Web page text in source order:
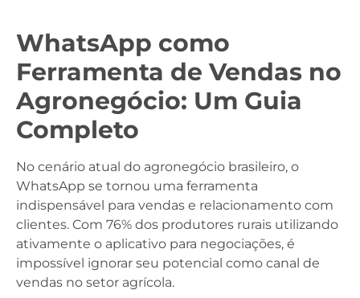
WhatsApp como
Ferramenta de Vendas no
Agronegócio: Um Guia
Completo
No cenário atual do agronegócio brasileiro, o
WhatsApp se tornou uma ferramenta
indispensável para vendas e relacionamento com
clientes. Com 76% dos produtores rurais utilizando
ativamente o aplicativo para negociações, é
impossível ignorar seu potencial como canal de
vendas no setor agrícola.